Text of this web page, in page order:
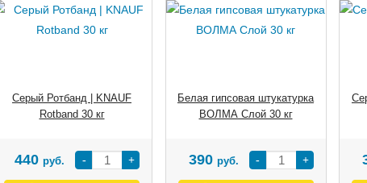
Серый Ротбанд | KNAUF
Rotband 30 кг
- +
440 руб.
Белая гипсовая штукатурка
ВОЛМА Слой 30 кг
- +
390 руб.